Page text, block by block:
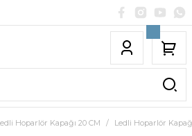
Hoparlör Kapağı 20 CM Ledli Hoparlör